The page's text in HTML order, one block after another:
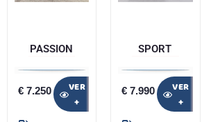
PASSION
€ 7.250
VER
+
SPORT
€ 7.990
VER
+